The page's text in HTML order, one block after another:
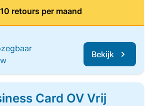
retours per maand
Bekijk
Card OV Vrij